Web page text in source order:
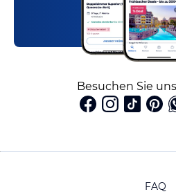
Besuchen Sie
FAQ